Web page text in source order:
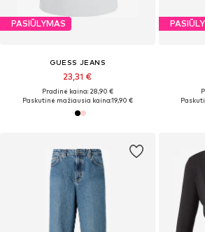
PASIŪLYMAS
GUESS JEANS
23,31 €
Pradinė kaina: 28,90 €
Paskutinė mažiausia kaina:19,90 €